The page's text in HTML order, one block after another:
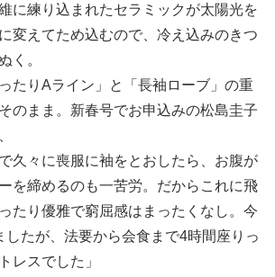
に練り込まれたセラミックが太陽光を
変えてため込むので、冷え込みのきつ
く。
たりAライン」と「長袖ローブ」の重
のまま。新春号でお申込みの松島圭子
久々に喪服に袖をとおしたら、お腹が
を締めるのも一苦労。だからこれに飛
たり優雅で窮屈感はまったくなし。今
したが、法要から会食まで4時間座りっ
レスでした」